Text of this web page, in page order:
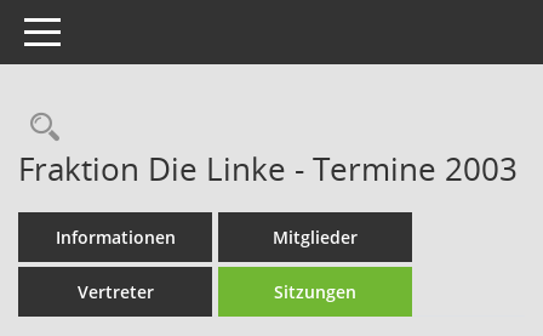
Toggle navigation
Rechercheauswahl
Fraktion Die Linke - Termine 2003
Informationen Mitglieder
Vertreter Sitzungen